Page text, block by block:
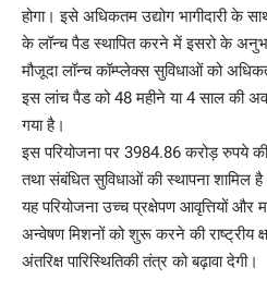
होगा। इसे अधिकतम उद्योग भागीदारी के
के लॉन्च पैड स्थापित करने में इसरो के
मौजूदा लॉन्च कॉम्प्लेक्स सुविधाओं को
इस लांच पैड को 48 महीने या 4 साल की
गया है।
इस परियोजना पर 3984.86 करोड़ रुपये
तथा संबंधित सुविधाओं की स्थापना शामिल
यह परियोजना उच्च प्रक्षेपण आवृत्तियों और
अन्वेषण मिशनों को शुरू करने की राष्ट्रीय
अंतरिक्ष पारिस्थितिकी तंत्र को बढ़ावा देगी।